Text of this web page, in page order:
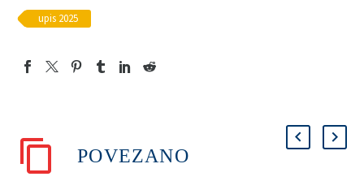
upis 2025
POVEZANO